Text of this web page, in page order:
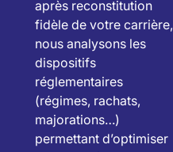
après reconstitution
fidèle de votre carrière,
nous analysons les
dispositifs
réglementaires
(régimes, rachats,
majorations…)
permettant d’optimiser